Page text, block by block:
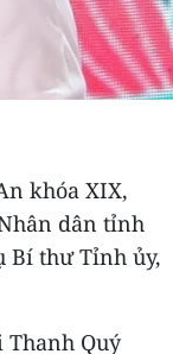
khóa XIX,
dân tỉnh
Bí thư Tỉnh ủy,
Quý